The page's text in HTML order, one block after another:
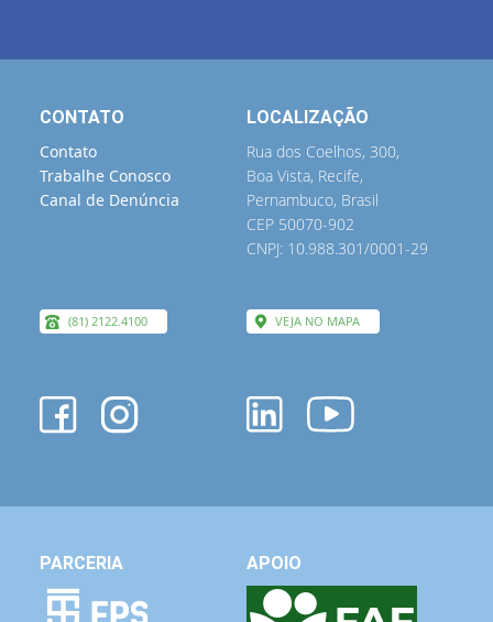
CONTATO
Contato
Trabalhe Conosco
Canal de Denúncia
(81) 2122.4100
LOCALIZAÇÃO
Rua dos Coelhos, 300,
Boa Vista, Recife,
Pernambuco, Brasil
CEP 50070-902
CNPJ: 10.988.301/0001-29
VEJA NO MAPA
PARCERIA APOIO